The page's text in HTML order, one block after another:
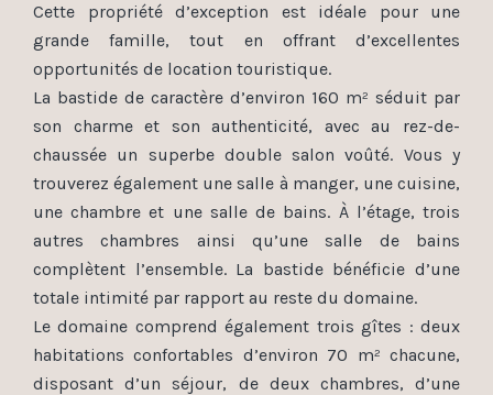
Cette propriété d’exception est idéale pour une
grande famille, tout en offrant d’excellentes
opportunités de location touristique.
La bastide de caractère d’environ 160 m² séduit par
son charme et son authenticité, avec au rez-de-
chaussée un superbe double salon voûté. Vous y
trouverez également une salle à manger, une cuisine,
une chambre et une salle de bains. À l’étage, trois
autres chambres ainsi qu’une salle de bains
complètent l’ensemble. La bastide bénéficie d’une
totale intimité par rapport au reste du domaine.
Le domaine comprend également trois gîtes : deux
habitations confortables d’environ 70 m² chacune,
disposant d’un séjour, de deux chambres, d’une